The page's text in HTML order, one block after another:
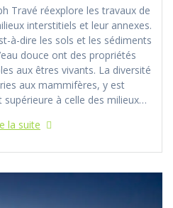
Travé réexplore les travaux de
interstitiels et leur annexes.
à-dire les sols et les sédiments
douce ont des propriétés
aux êtres vivants. La diversité
aux mammifères, y est
à celle des milieux…
la suite